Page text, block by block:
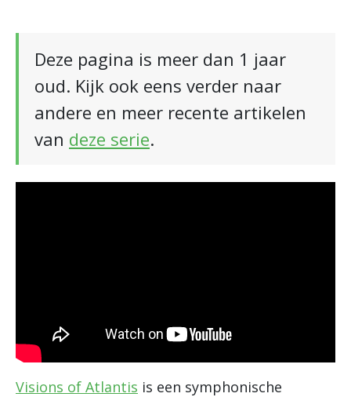
Deze pagina is meer dan 1 jaar
oud. Kijk ook eens verder naar
andere en meer recente artikelen
van deze serie.
Visions of Atlantis is een symphonische